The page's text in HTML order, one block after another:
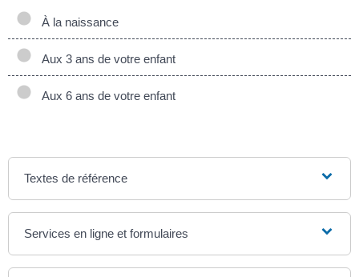
À la naissance
Aux 3 ans de votre enfant
Aux 6 ans de votre enfant
Textes de référence
Services en ligne et formulaires